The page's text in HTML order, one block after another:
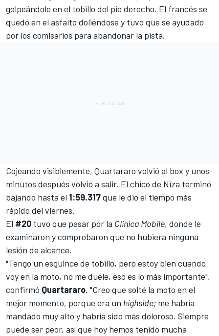
golpeándole en el tobillo del pie derecho. El francés se
quedó en el asfalto doliéndose y tuvo que se ayudado
por los comisarios para abandonar la pista.
Cojeando visiblemente, Quartararo volvió al box y unos
minutos después volvió a salir. El chico de Niza terminó
bajando hasta el 1:59.317que le dio el tiempo más
rápido del viernes.
El #20 tuvo que pasar por la Clinica Mobile, donde le
examinaron y comprobaron que no hubiera ninguna
lesión de alcance.
"Tengo un esguince de tobillo, pero estoy bien cuando
voy en la moto, no me duele, eso es lo más importante",
confirmó Quartararo. "Creo que solté la moto en el
mejor momento, porque era un highside; me habría
mandado muy alto y habría sido más doloroso. Siempre
puede ser peor, así que hoy hemos tenido mucha